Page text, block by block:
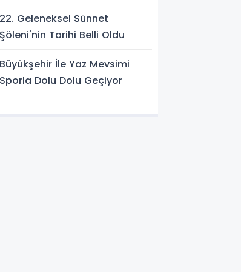
22. Geleneksel Sünnet
Şöleni'nin Tarihi Belli Oldu
Büyükşehir İle Yaz Mevsimi
Sporla Dolu Dolu Geçiyor